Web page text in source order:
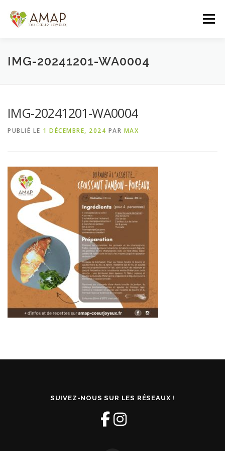
contenu
Menu
ACCUEIL L’AMAP LES PANIERS
PANIER DE LA SEMAINE
IMG-20241201-WA0004
IMG-20241201-WA0004
PUBLIÉ LE 1 DÉCEMBRE, 2024 PAR MAX
SUIVEZ-NOUS SUR LES RÉSEAUX !